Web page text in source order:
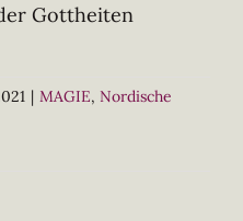
Gottheiten
| MAGIE, Nordische